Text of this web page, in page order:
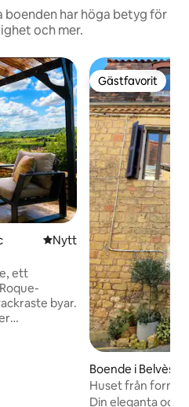
boenden har höga betyg för
och mer.
Nytt ställe att bo på
Nytt
ett
byar.
Gästfavorit
Gästfavorit
Boende i Belvès
Huset från forna
Din eleganta och avkopplande